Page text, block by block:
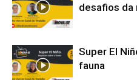
desafios da
Super El
fauna